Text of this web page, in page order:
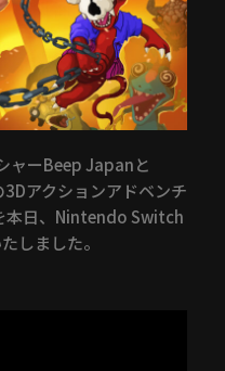
ャーBeep Japanと
アクションアドベンチ
本日、Nintendo Switch
しました。